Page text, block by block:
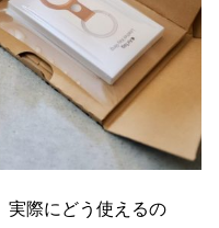
際にどう使えるの